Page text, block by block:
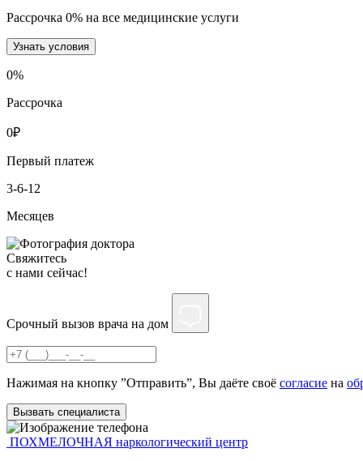
Рассрочка 0% на все медицинские услуги
Узнать условия
0%
Рассрочка
0₽
Первый платеж
3-6-12
Месяцев
Свяжитесь
c нами сейчас!
Срочный вызов врача на дом
Нажимая на кнопку ”Отправить”, Вы даёте своё согласие на
Вызвать специалиста
ПОХМЕЛОЧНАЯ наркологический центр